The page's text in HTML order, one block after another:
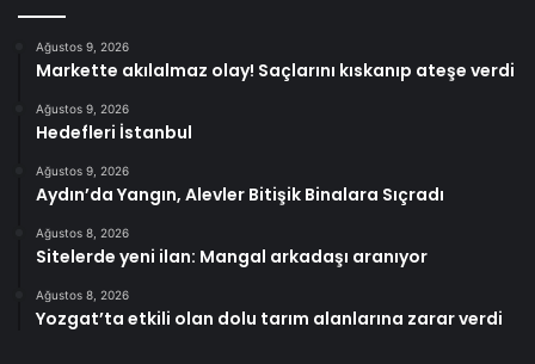
Ağustos 9, 2026
Markette akılalmaz olay! Saçlarını kıskanıp ateşe verdi
Ağustos 9, 2026
Hedefleri İstanbul
Ağustos 9, 2026
Aydın’da Yangın, Alevler Bitişik Binalara Sıçradı
Ağustos 8, 2026
Sitelerde yeni ilan: Mangal arkadaşı aranıyor
Ağustos 8, 2026
Yozgat’ta etkili olan dolu tarım alanlarına zarar verdi